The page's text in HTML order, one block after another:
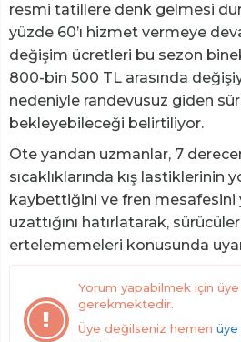
resmi tatillere denk gelmesi
yüzde 60’ı hizmet vermeye
değişim ücretleri bu sezon
800-bin 500 TL arasında
nedeniyle randevusuz giden
bekleyebileceği belirtiliyor.
Öte yandan uzmanlar, 7
sıcaklıklarında kış lastiklerinin
kaybettiğini ve fren mesafesini
uzattığını hatırlatarak,
ertelememeleri konusunda
Yorum yapabilmek için üye
gerekmektedir.
Üye değilseniz hemen üye